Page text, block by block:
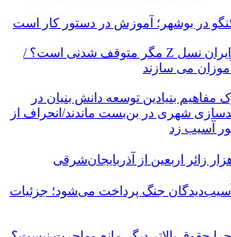
در بوشهر؛ آموزش در دستور کار است
سیلیکن ولیِ تهران؛ این ایران نسل Z مگر متوقف شدنی است؟ /
آموزان می سازند
مفاهیم بنیادین توسعه دانش بنیان در
شهری در بن‌بست ماندند/انحراف از
جنگ پرداخت می‌شود؛ جزئیات